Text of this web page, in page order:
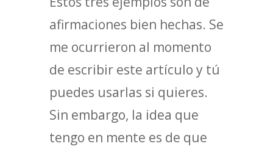
afirmaciones bien hechas. Se
me ocurrieron al momento
de escribir este artículo y tú
puedes usarlas si quieres.
Sin embargo, la idea que
tengo en mente es de que